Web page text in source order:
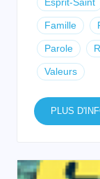
Famille
Parole
Valeurs
PLUS